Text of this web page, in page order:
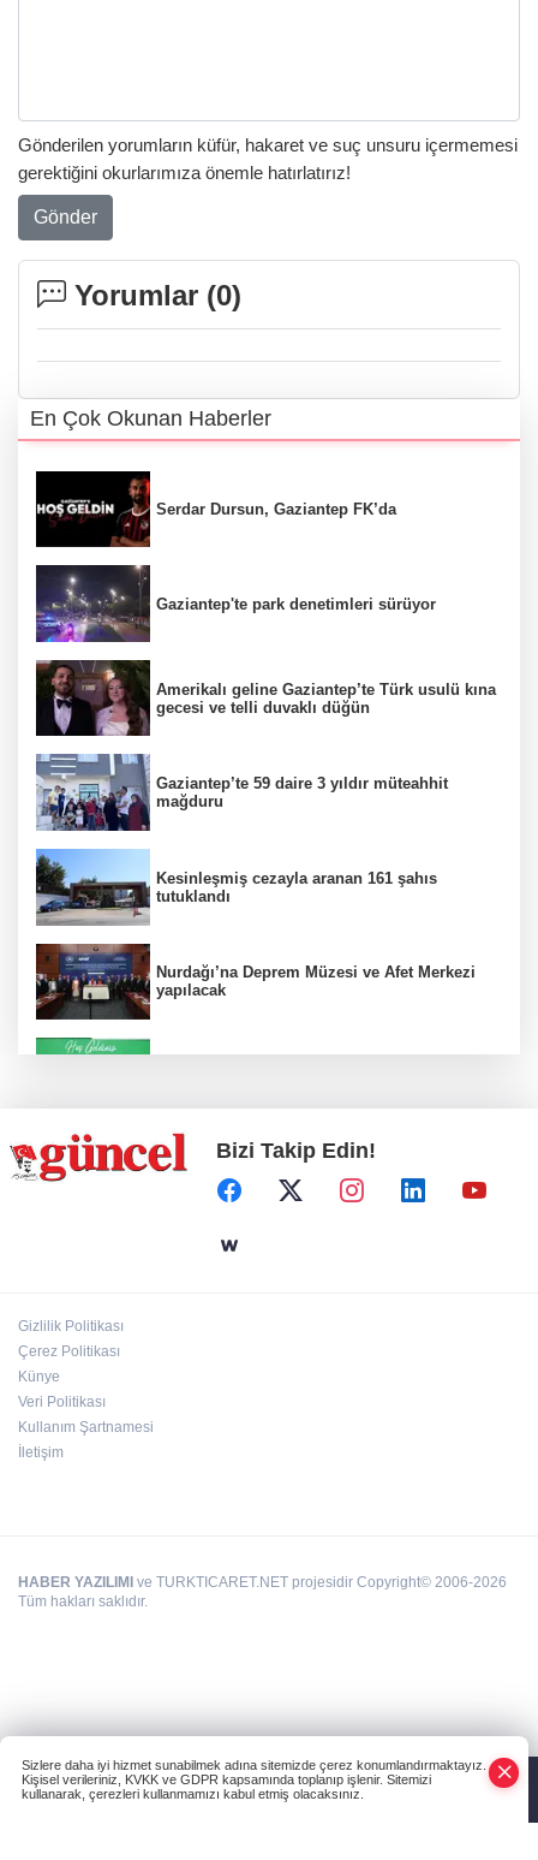
Gönderilen yorumların küfür, hakaret ve suç unsuru içermemesi
gerektiğini okurlarımıza önemle hatırlatırız!
Gönder
Yorumlar (0)
En Çok Okunan Haberler
Serdar Dursun, Gaziantep FK’da
Gaziantep'te park denetimleri sürüyor
Amerikalı geline Gaziantep’te Türk usulü kına
gecesi ve telli duvaklı düğün
Gaziantep’te 59 daire 3 yıldır müteahhit
mağduru
Kesinleşmiş cezayla aranan 161 şahıs
tutuklandı
Nurdağı’na Deprem Müzesi ve Afet Merkezi
yapılacak
Koruma altındaki çocuklar sporla buluşuyor
Bizi Takip Edin!
Gizlilik Politikası
Çerez Politikası
Künye
Veri Politikası
Kullanım Şartnamesi
İletişim
HABER YAZILIMI ve TURKTICARET.NET projesidir Copyright© 2006-2026
Tüm hakları saklıdır.
Sizlere daha iyi hizmet sunabilmek adına sitemizde çerez konumlandırmaktayız.
Kişisel verileriniz, KVKK ve GDPR kapsamında toplanıp işlenir. Sitemizi
kullanarak, çerezleri kullanmamızı kabul etmiş olacaksınız.